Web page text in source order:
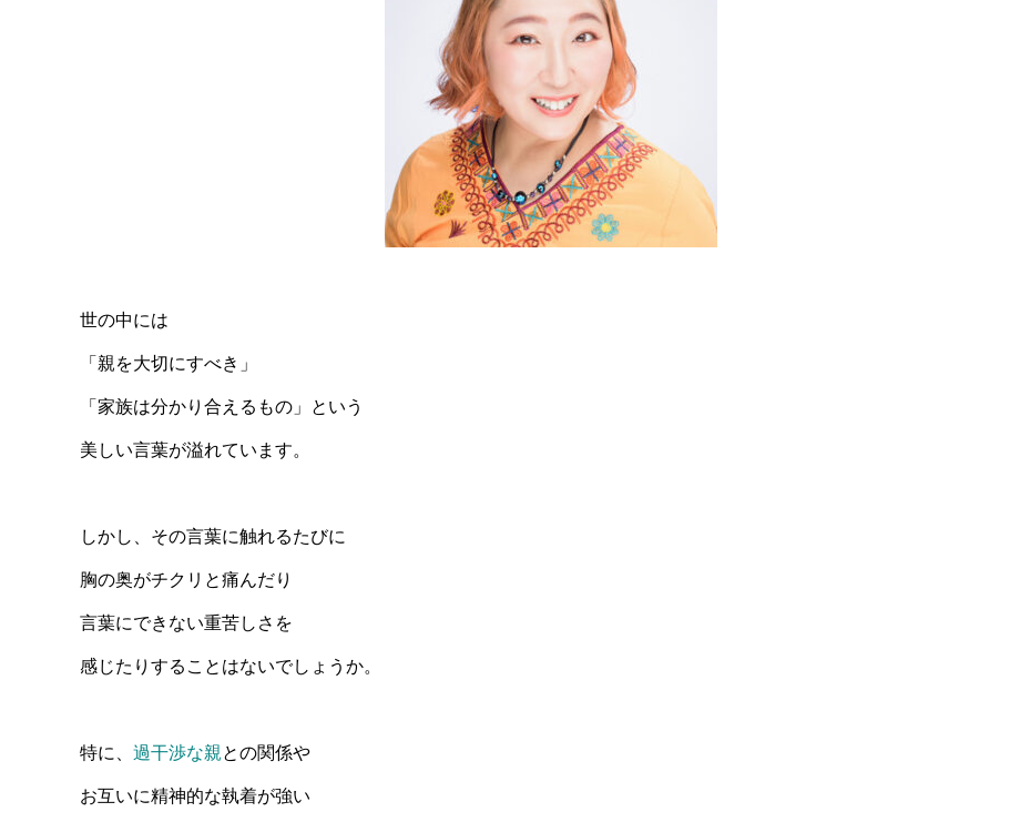
世の中には
「親を大切にすべき」
「家族は分かり合えるもの」という
美しい言葉が溢れています。
しかし、その言葉に触れるたびに
胸の奥がチクリと痛んだり
言葉にできない重苦しさを
感じたりすることはないでしょうか。
特に、 過干渉な親との関係や
お互いに精神的な執着が強い